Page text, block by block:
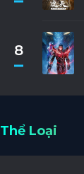
8
Thể Loại